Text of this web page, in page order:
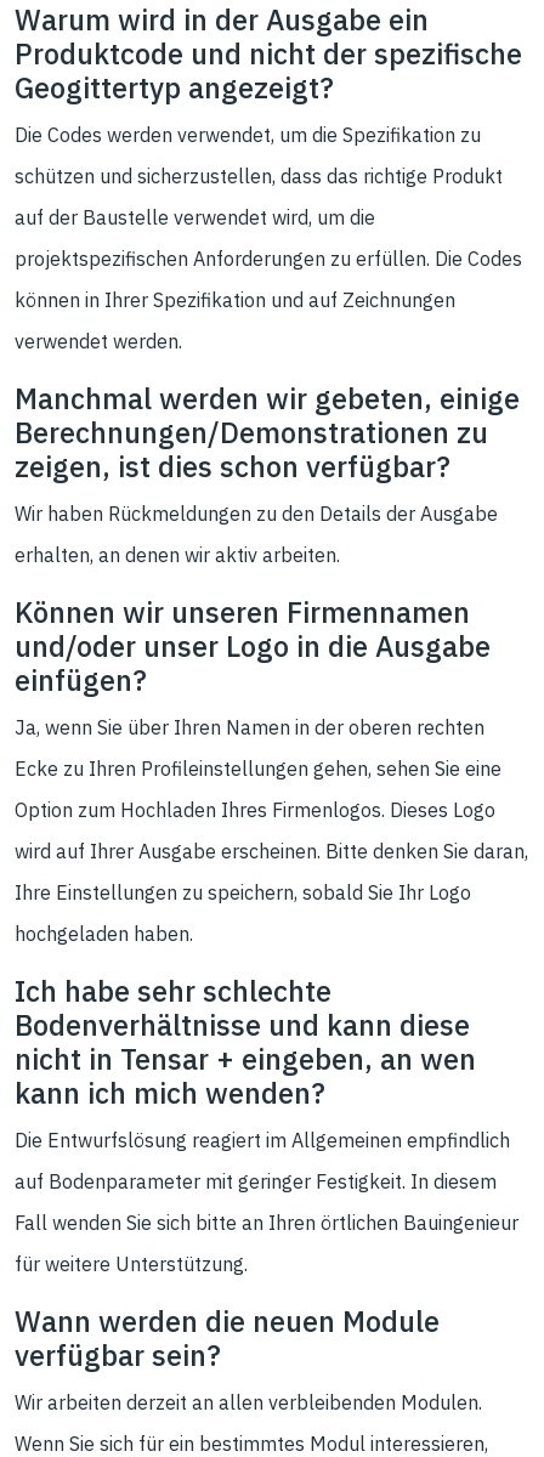
Warum wird in der Ausgabe ein
Produktcode und nicht der spezifische
Geogittertyp angezeigt?
Die Codes werden verwendet, um die Spezifikation zu
schützen und sicherzustellen, dass das richtige Produkt
auf der Baustelle verwendet wird, um die
projektspezifischen Anforderungen zu erfüllen. Die Codes
können in Ihrer Spezifikation und auf Zeichnungen
verwendet werden.
Manchmal werden wir gebeten, einige
Berechnungen/Demonstrationen zu
zeigen, ist dies schon verfügbar?
Wir haben Rückmeldungen zu den Details der Ausgabe
erhalten, an denen wir aktiv arbeiten.
Können wir unseren Firmennamen
und/oder unser Logo in die Ausgabe
einfügen?
Ja, wenn Sie über Ihren Namen in der oberen rechten
Ecke zu Ihren Profileinstellungen gehen, sehen Sie eine
Option zum Hochladen Ihres Firmenlogos. Dieses Logo
wird auf Ihrer Ausgabe erscheinen. Bitte denken Sie daran,
Ihre Einstellungen zu speichern, sobald Sie Ihr Logo
hochgeladen haben.
Ich habe sehr schlechte
Bodenverhältnisse und kann diese
nicht in Tensar + eingeben, an wen
kann ich mich wenden?
Die Entwurfslösung reagiert im Allgemeinen empfindlich
auf Bodenparameter mit geringer Festigkeit. In diesem
Fall wenden Sie sich bitte an Ihren örtlichen Bauingenieur
für weitere Unterstützung.
Wann werden die neuen Module
verfügbar sein?
Wir arbeiten derzeit an allen verbleibenden Modulen.
Wenn Sie sich für ein bestimmtes Modul interessieren,